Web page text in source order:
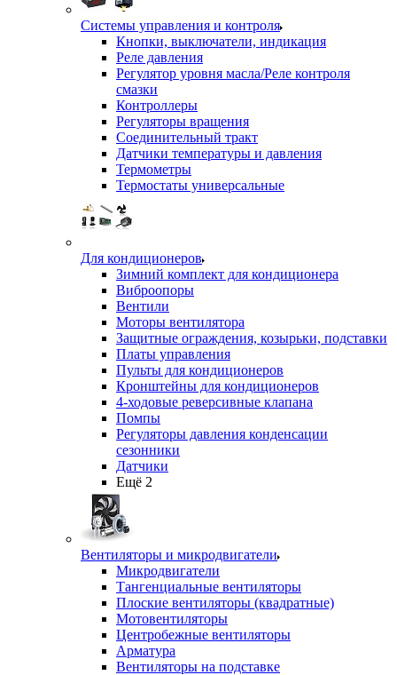
Системы управления и контроля
Кнопки, выключатели, индикация
Реле давления
Регулятор уровня масла/Реле контроля
смазки
Контроллеры
Регуляторы вращения
Соединительный тракт
Датчики температуры и давления
Термометры
Термостаты универсальные
Для кондиционеров
Зимний комплект для кондиционера
Виброопоры
Вентили
Моторы вентилятора
Защитные ограждения, козырьки, подставки
Платы управления
Пульты для кондиционеров
Кронштейны для кондиционеров
4-ходовые реверсивные клапана
Помпы
Регуляторы давления конденсации
сезонники
Датчики
Ещё 2
Вентиляторы и микродвигатели
Микродвигатели
Тангенциальные вентиляторы
Плоские вентиляторы (квадратные)
Мотовентиляторы
Центробежные вентиляторы
Арматура
Вентиляторы на подставке